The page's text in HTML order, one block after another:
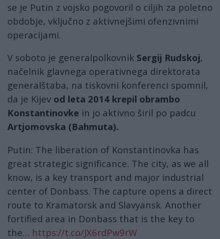
se je Putin z vojsko pogovoril o ciljih za poletno
obdobje, vključno z aktivnejšimi ofenzivnimi
operacijami.
V soboto je generalpolkovnik Sergij Rudskoj,
načelnik glavnega operativnega direktorata
generalštaba, na tiskovni konferenci spomnil,
da je Kijev od leta 2014 krepil obrambo
Konstantinovke in jo aktivno širil po padcu
Artjomovska (Bahmuta).
Putin: The liberation of Konstantinovka has
great strategic significance. The city, as we all
know, is a key transport and major industrial
center of Donbass. The capture opens a direct
route to Kramatorsk and Slavyansk. Another
fortified area in Donbass that is the key to
the… https://t.co/JX6rdPw9rW